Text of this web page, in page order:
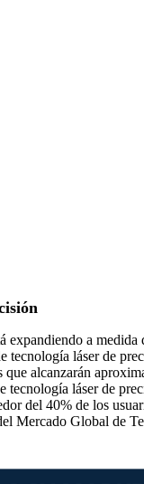
expandiendo a
tecnología láser de
alcanzarán
láser de
del 40% de los
Mercado Global de